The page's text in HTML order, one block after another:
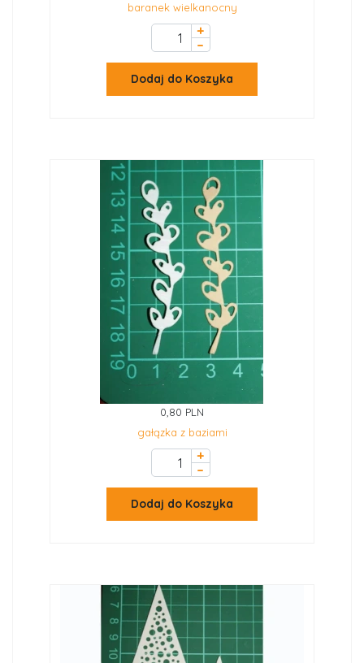
baranek wielkanocny
+
–
Dodaj do Koszyka
0,80 PLN
gałązka z baziami
+
–
Dodaj do Koszyka